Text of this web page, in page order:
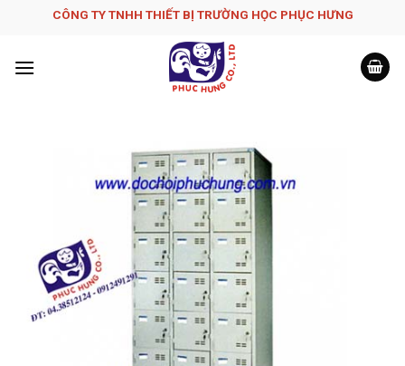
CÔNG TY TNHH THIẾT BỊ TRƯỜNG HỌC PHỤC H­ƯNG